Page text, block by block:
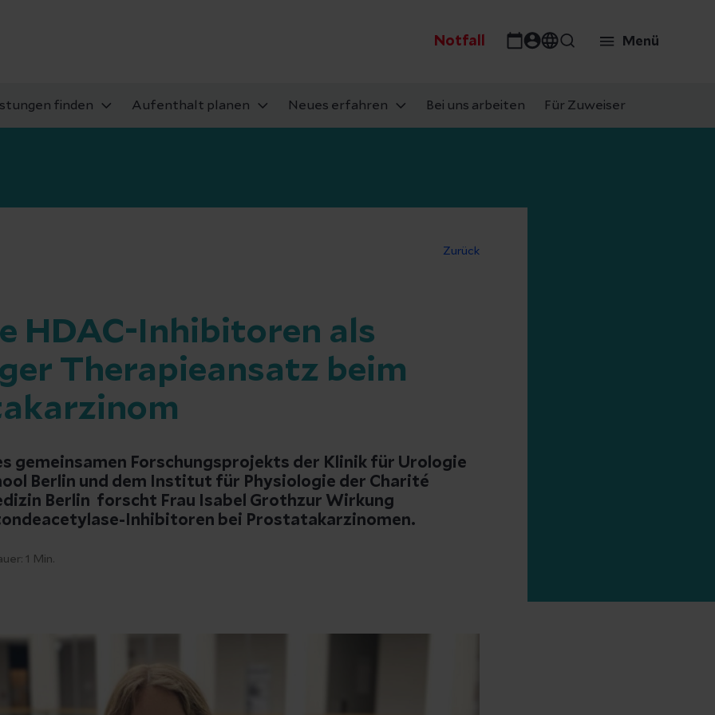
Notfall Menü
finden Aufenthalt planen Neues erfahren Bei uns arbeiten Für Zuweiser
Zurück
HDAC-Inhibitoren als
Therapieansatz beim
gemeinsamen Forschungsprojekts der Klinik für Urologie
Berlin und dem Institut für Physiologie der Charité
Berlin forscht Frau Isabel Grothzur Wirkung
Inhibitoren bei Prostatakarzinomen.
1 Min.